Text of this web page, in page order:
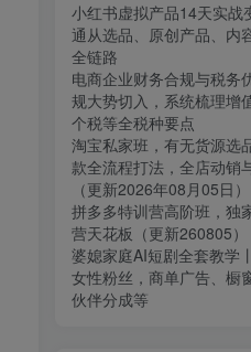
小红书虚拟产品14天实战
通从选品、原创产品、内
全链路
电商企业财务合规与税务
规大势切入，系统梳理增
个税等全税种要点
淘宝私家班，有无货源选
款全流程打法，全店动销
（更新2026年08月05日）
拼多多特训营高阶班，独
营天花板（更新260805）
婆媳家庭AI短剧全套教学
女性粉丝，商单广告、橱
伙伴分成等